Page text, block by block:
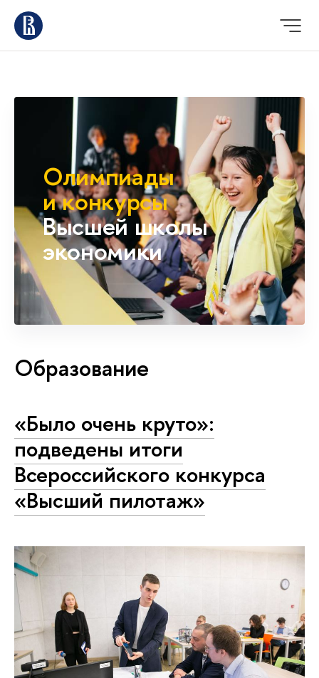
Олимпиады
и конкурсы
Высшей школы
экономики
Образование
«Было очень круто»:
подведены итоги
Всероссийского конкурса
«Высший пилотаж»